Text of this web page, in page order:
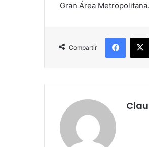
Gran Área Metropolitana.
Compartir